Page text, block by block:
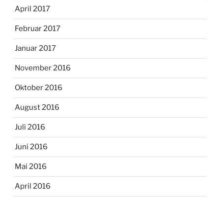
April 2017
Februar 2017
Januar 2017
November 2016
Oktober 2016
August 2016
Juli 2016
Juni 2016
Mai 2016
April 2016